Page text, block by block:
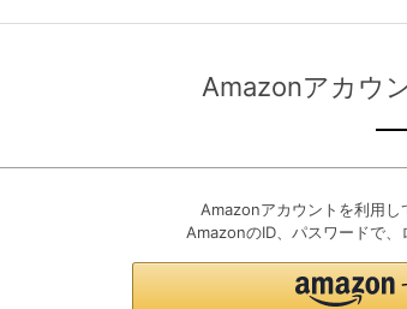
Amazonアカウ
Amazonアカウントを利用し
AmazonのID、パスワードで、